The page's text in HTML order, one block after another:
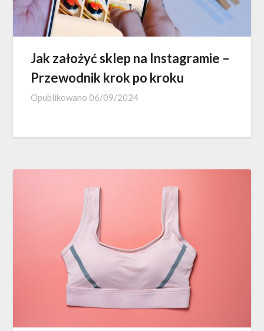
Jak założyć sklep na Instagramie –
Przewodnik krok po kroku
Opublikowano 06/09/2024